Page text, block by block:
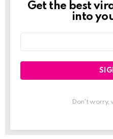
Newslett
Get the best
into
Don't worry,